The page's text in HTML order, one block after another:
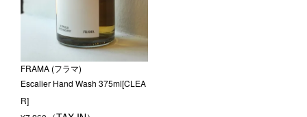
FRAMA (フラマ)
Escalier Hand Wash 375ml[CLEA
R]